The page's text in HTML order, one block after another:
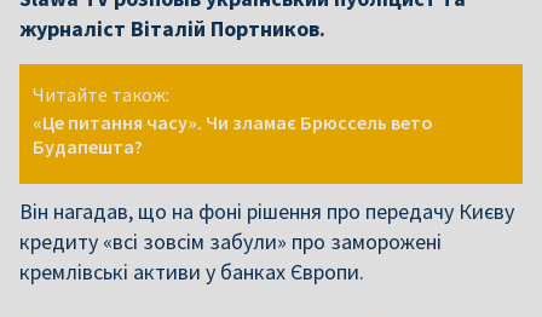
журналіст Віталій Портников.
Читайте також:
«Це питання часу». Чи зламає Брюссель вето
Будапешта?
Він нагадав, що на фоні рішення про передачу Києву
кредиту «всі зовсім забули» про заморожені
кремлівські активи у банках Європи.